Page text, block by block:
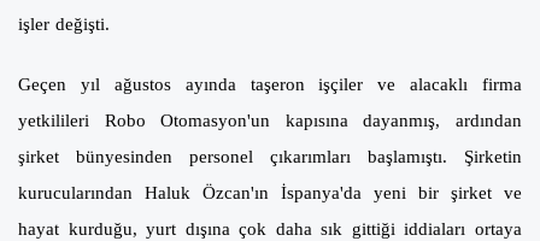
işler değişti.
Geçen yıl ağustos ayında taşeron işçiler ve alacaklı firma
yetkilileri Robo Otomasyon'un kapısına dayanmış, ardından
şirket bünyesinden personel çıkarımları başlamıştı. Şirketin
kurucularından Haluk Özcan'ın İspanya'da yeni bir şirket ve
hayat kurduğu, yurt dışına çok daha sık gittiği iddiaları ortaya